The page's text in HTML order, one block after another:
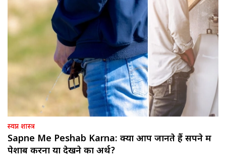
स्वप्न शास्त्र
Sapne Me Peshab Karna: क्या आप जानते हैं सपने में
पेशाब करना या देखने का अर्थ?